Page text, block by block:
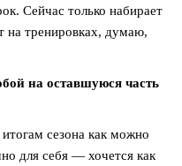
Сейчас только набирает
на тренировках, думаю,
на оставшуюся часть
сезона как можно
для себя — хочется как